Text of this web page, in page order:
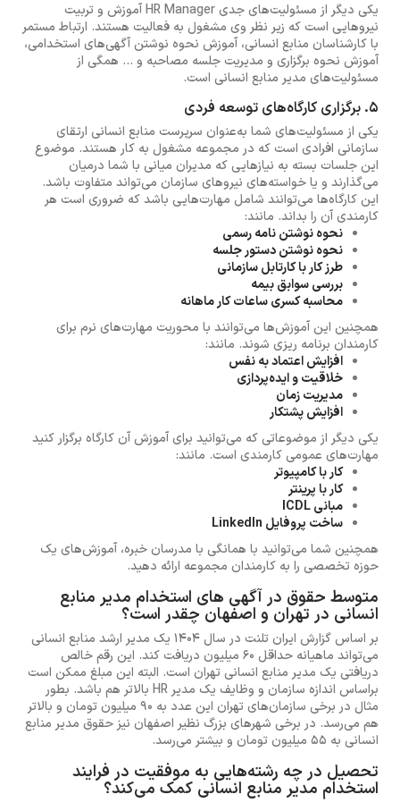
یکی دیگر از مسئولیت‌های جدی HR Manager آموزش و تربیت
نیروهایی است که زیر نظر وی مشغول به فعالیت هستند. ارتباط مستمر
با کارشناسان منابع انسانی، آموزش نحوه نوشتن آگهی‌های استخدامی،
آموزش نحوه برگزاری و مدیریت جلسه مصاحبه و ... همگی از
مسئولیت‌های مدیر منابع انسانی است.
5. برگزاری کارگاه‌های توسعه فردی
یکی از مسئولیت‌های شما به‌عنوان سرپرست منابع انسانی ارتقای
سازمانی افرادی است که در مجموعه مشغول به کار هستند. موضوع
این جلسات بسته به نیازهایی که مدیران میانی با شما درمیان
می‌گذارند و یا خواسته‌های نیروهای سازمان می‌تواند متفاوت باشد.
این کارگاه‌ها می‌توانند شامل مهارت‌هایی باشد که ضروری است هر
کارمندی آن را بداند. مانند:
نحوه نوشتن نامه رسمی
نحوه نوشتن دستور جلسه
طرز کار با کارتابل سازمانی
بررسی سوابق بیمه
محاسبه کسری ساعات کار ماهانه
همچنین این آموزش‌ها می‌توانند با محوریت مهارت‌های نرم برای
کارمندان برنامه ریزی شوند. مانند:
افزایش اعتماد به نفس
خلاقیت و ایده‌پردازی
مدیریت زمان
افزایش پشتکار
یکی دیگر از موضوعاتی که می‌توانید برای آموزش آن کارگاه برگزار کنید
مهارت‌های عمومی کارمندی است. مانند:
کار با کامپیوتر
کار با پرینتر
مبانی ICDL
ساخت پروفایل LinkedIn
همچنین شما می‌توانید با همانگی با مدرسان خبره، آموزش‌های یک
حوزه تخصصی را به کارمندان مجموعه ارائه دهید.
متوسط حقوق در آگهی های استخدام مدیر منابع
انسانی در تهران و اصفهان چقدر است؟
بر اساس گزارش ایران تلنت در سال 1404 یک مدیر ارشد منابع انسانی
می‌تواند ماهیانه حداقل 60 میلیون دریافت کند. این رقم خالص
دریافتی یک مدیر منابع انسانی تهران است. البته این مبلغ ممکن است
براساس اندازه سازمان و وظایف یک مدیر HR بالاتر هم باشد. بطور
مثال در برخی سازمان‌های تهران این عدد به 90 میلیون تومان و بالاتر
هم می‌رسد. در برخی شهرهای بزرگ نظیر اصفهان نیز حقوق مدیر منابع
انسانی به 55 میلیون تومان و بیشتر می‌رسد.
تحصیل در چه رشته‌هایی به موفقیت در فرایند
استخدام مدیر منابع انسانی کمک می‌کند؟